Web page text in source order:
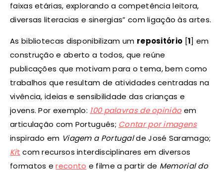
faixas etárias, explorando a competência leitora,
diversas literacias e sinergias” com ligação às artes.
As bibliotecas disponibilizam um repositório [1] em
construção e aberto a todos, que reúne
publicações que motivam para o tema, bem como
trabalhos que resultam de atividades centradas na
vivência, ideias e sensibilidade das crianças e
jovens. Por exemplo: 100 palavras de opinião em
articulação com Português; Contar por imagens
inspirado em Viagem a Portugalde José Saramago;
Kit com recursos interdisciplinares em diversos
formatos ereconto e filme a partir de Memorial do